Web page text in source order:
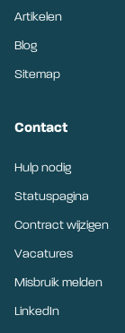
Artikelen
Blog
Sitemap
Contact
Hulp nodig
Statuspagina
Contract wijzigen
Vacatures
Misbruik melden
LinkedIn